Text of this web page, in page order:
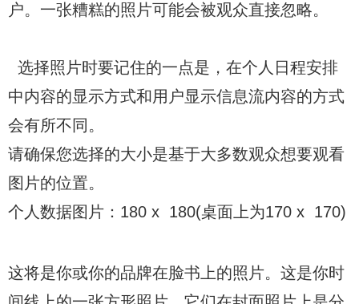
户。一张糟糕的照片可能会被观众直接忽略。
选择照片时要记住的一点是，在个人日程安排
中内容的显示方式和用户显示信息流内容的方式
会有所不同。
请确保您选择的大小是基于大多数观众想要观看
图片的位置。
个人数据图片：180 x 180(桌面上为170 x 170)
这将是你或你的品牌在脸书上的照片。这是你时